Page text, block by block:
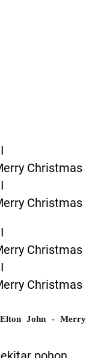
Christmas
Christmas
Christmas
Christmas
Elton John - Merry